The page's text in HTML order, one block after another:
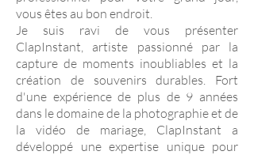
vous êtes au bon endroit.
Je suis ravi de vous présenter
ClapInstant, artiste passionné par la
capture de moments inoubliables et la
création de souvenirs durables. Fort
d'une expérience de plus de 9 années
dans le domaine de la photographie et de
la vidéo de mariage, ClapInstant a
développé une expertise unique pour